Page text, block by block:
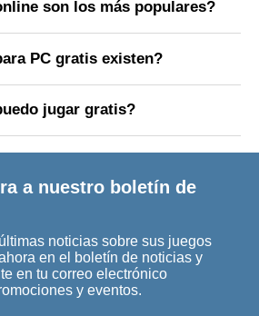
son los más populares?
PC gratis existen?
jugar gratis?
a nuestro boletín de
noticias sobre sus juegos
en el boletín de noticias y
en tu correo electrónico
y eventos.